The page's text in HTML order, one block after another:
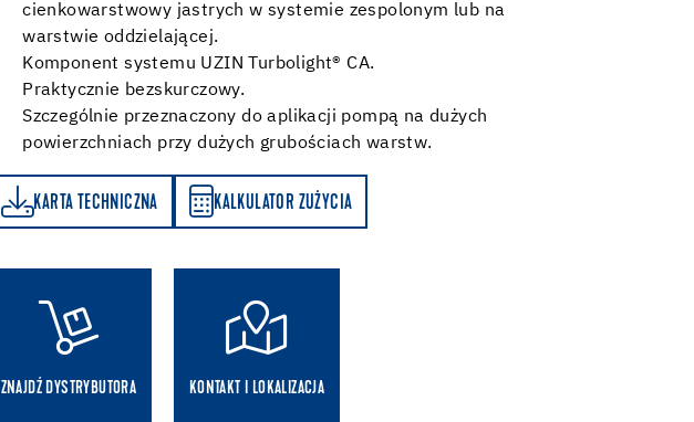
cienkowarstwowy jastrych w systemie zespolonym lub na
warstwie oddzielającej.
Komponent systemu UZIN Turbolight® CA.
Praktycznie bezskurczowy.
Szczególnie przeznaczony do aplikacji pompą na dużych
powierzchniach przy dużych grubościach warstw.
KARTA TECHNICZNA KALKULATOR ZUŻYCIA
KALKULATOR ZUŻYCIA
ZNAJDŹ DYSTRYBUTORA KONTAKT I LOKALIZACJA